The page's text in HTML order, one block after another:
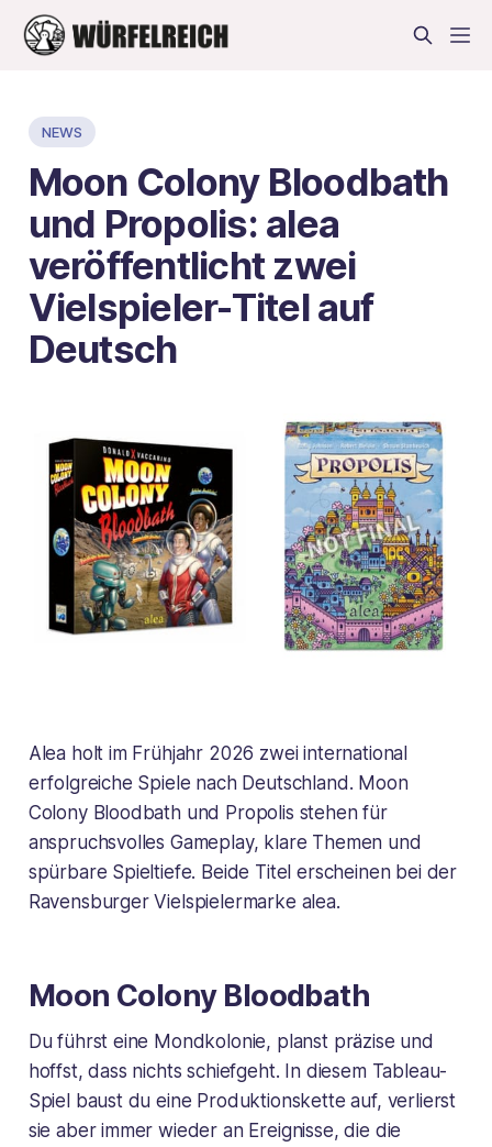
NEWS
Moon Colony Bloodbath
und Propolis: alea
veröffentlicht zwei
Vielspieler-Titel auf
Deutsch
Alea holt im Frühjahr 2026 zwei international
erfolgreiche Spiele nach Deutschland. Moon
Colony Bloodbathund Propolis stehen für
anspruchsvolles Gameplay, klare Themen und
spürbare Spieltiefe. Beide Titel erscheinen bei der
Ravensburger Vielspielermarke alea.
Moon Colony Bloodbath
Du führst eine Mondkolonie, planst präzise und
hoffst, dass nichts schiefgeht. In diesem Tableau-
Spiel baust du eine Produktionskette auf, verlierst
sie aber immer wieder an Ereignisse, die die